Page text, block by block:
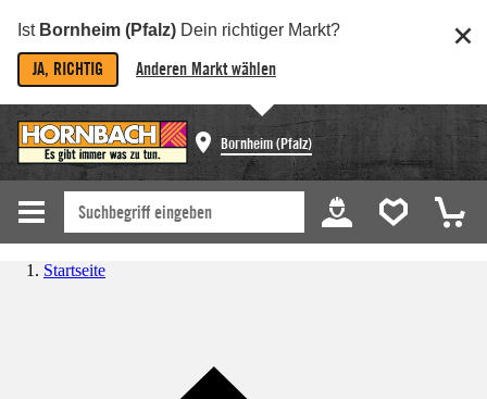
Ist Bornheim (Pfalz) Dein richtiger Markt?
JA, RICHTIG Anderen Markt wählen
Bornheim (Pfalz)
Startseite